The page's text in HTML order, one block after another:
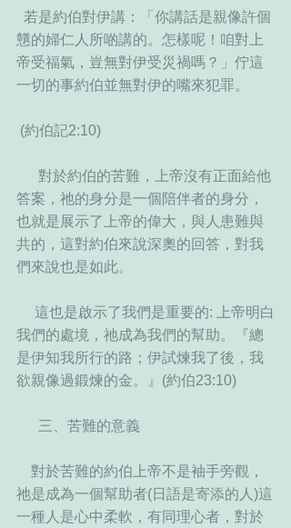
戇的婦仁人所啲講的。怎樣呢！咱對上
帝受福氣，豈無對伊受災禍嗎？」佇這
一切的事約伯並無對伊的嘴來犯罪。
(約伯記2:10)
答案，祂的身分是一個陪伴者的身分，
也就是展示了上帝的偉大，與人患難與
共的，這對約伯來說深奧的回答，對我
們來說也是如此。
我們的處境，祂成為我們的幫助。『總
是伊知我所行的路；伊試煉我了後，我
欲親像過鍛煉的金。』(約伯23:10)
      三、苦難的意義
祂是成為一個幫助者(日語是寄添的人)這
一種人是心中柔軟，有同理心者，對於